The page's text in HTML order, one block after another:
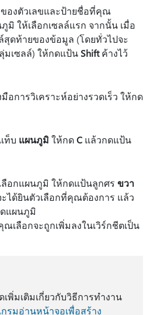
ของตัวเลขและป้ายชื่อที่คุณ
มิ ให้เลือกเซลล์แรก จากนั้น เมื่อ
สุดท้ายของข้อมูล (โดยทั่วไปจะ
มเซลล์) ให้กดแป้น Shiftค้างไว้
อการวิเคราะห์อย่างรวดเร็ว ให้กด
ท็บ แผนภูมิให้กดC แล้วกดแป้น
ลือกแผนภูมิ ให้กดแป้นลูกศร ขวา
ได้ยินตัวเลือกที่คุณต้องการ แล้ว
แผนภูมิ
เลือกจะถูกเพิ่มลงในเวิร์กชีตเป็น
พิ่มเติมเกี่ยวกับวิธีการทํางาน
รมอ่านหน้าจอเพื่อสร้าง